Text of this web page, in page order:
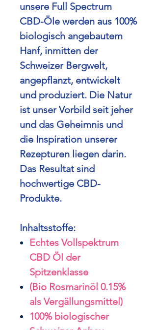
unsere Full Spectrum
CBD-Öle werden aus 100%
biologisch angebautem
Hanf, inmitten der
Schweizer Bergwelt,
angepflanzt, entwickelt
und produziert. Die Natur
ist unser Vorbild seit jeher
und das Geheimnis und
die Inspiration unserer
Rezepturen liegen darin.
Das Resultat sind
hochwertige CBD-
Produkte.
Inhaltsstoffe:
Echtes Vollspektrum
CBD Öl der
Spitzenklasse
(Bio Rosmarinöl 0.15%
als Vergällungsmittel)
100% biologischer